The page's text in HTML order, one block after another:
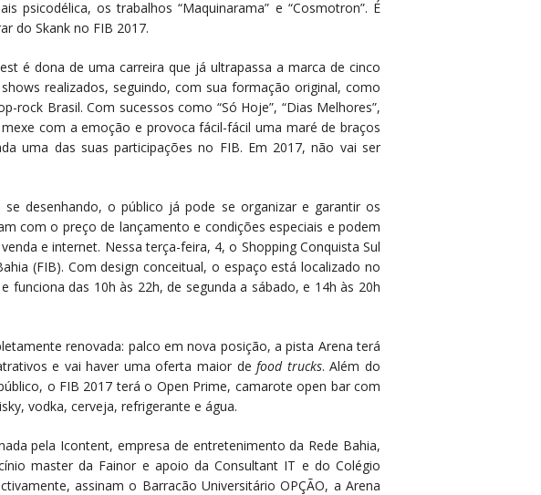
psicodélica, os trabalhos “Maquinarama” e “Cosmotron”. É
do Skank no FIB 2017.
é dona de uma carreira que já ultrapassa a marca de cinco
realizados, seguindo, com sua formação original, como
rock Brasil. Com sucessos como “Só Hoje”, “Dias Melhores”,
mexe com a emoção e provoca fácil-fácil uma maré de braços
uma das suas participações no FIB. Em 2017, não vai ser
se desenhando, o público já pode se organizar e garantir os
com o preço de lançamento e condições especiais e podem
e internet. Nessa terça-feira, 4, o Shopping Conquista Sul
(FIB). Com design conceitual, o espaço está localizado no
das 10h às 22h, de segunda a sábado, e 14h às 20h
renovada: palco em nova posição, a pista Arena terá
e vai haver uma oferta maior defood trucks. Além do
o FIB 2017 terá o Open Prime, camarote open bar com
vodka, cerveja, refrigerante e água.
pela Icontent, empresa de entretenimento da Rede Bahia,
master da Fainor e apoio da Consultant IT e do Colégio
assinam o Barracão Universitário OPÇÃO, a Arena